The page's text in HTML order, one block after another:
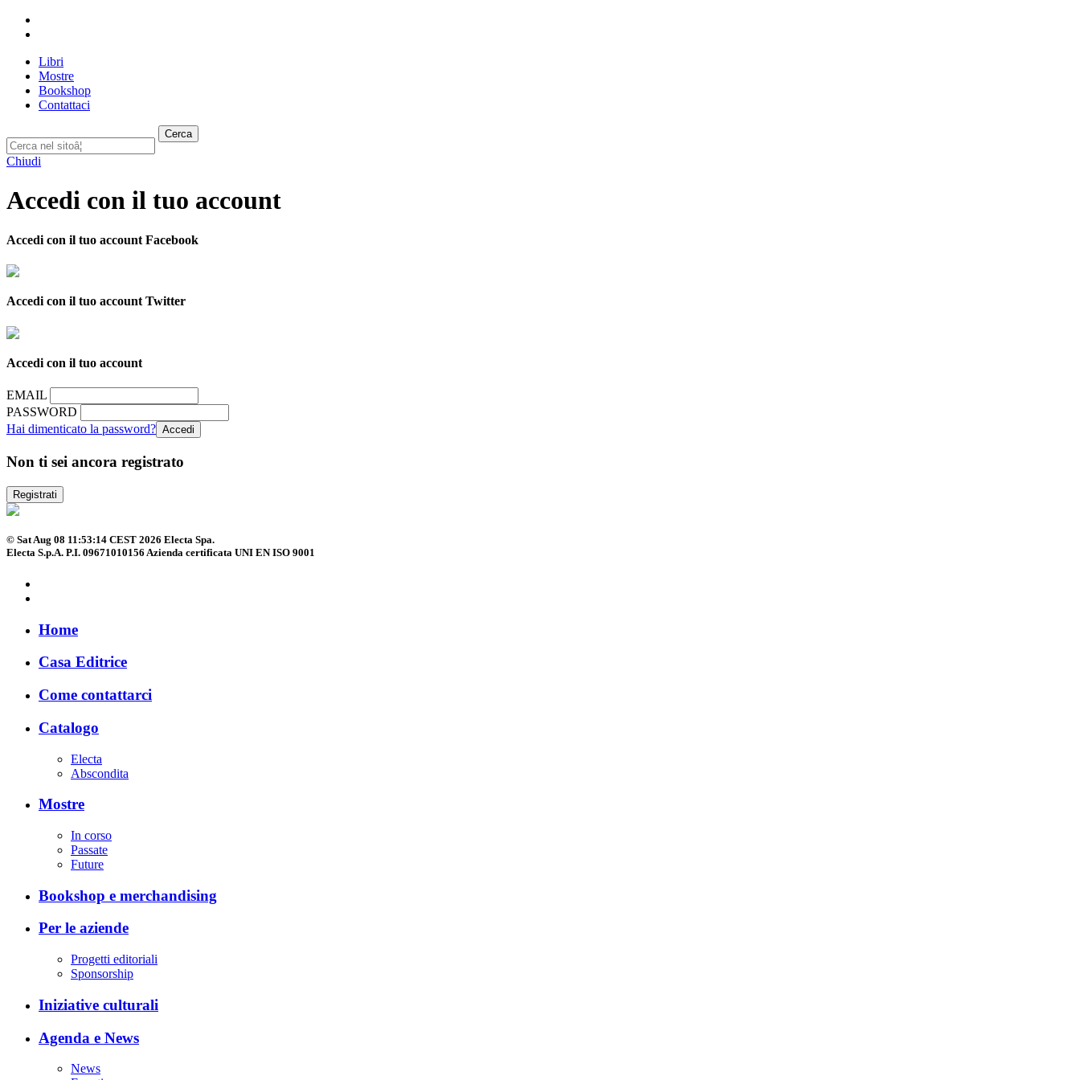
Libri
Mostre
Bookshop
Contattaci
Cerca
Chiudi
Accedi con il tuo account
Accedi con il tuo account Facebook
Accedi con il tuo account Twitter
Accedi con il tuo account
EMAIL
PASSWORD
Hai dimenticato la password?
Non ti sei ancora registrato
Registrati
© Sat Aug 08 11:53:14 CEST 2026 Electa Spa.
Electa S.p.A. P.I. 09671010156 Azienda certificata UNI EN ISO 9001
Home
Casa Editrice
Come contattarci
Catalogo
Electa
Abscondita
Mostre
In corso
Passate
Future
Bookshop e merchandising
Per le aziende
Progetti editoriali
Sponsorship
Iniziative culturali
Agenda e News
News